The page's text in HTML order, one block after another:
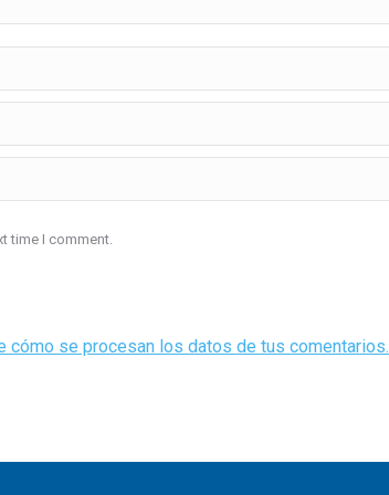
time I comment.
cómo se procesan los datos de tus comentarios.